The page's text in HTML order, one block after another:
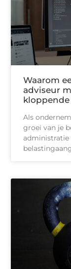
Waarom
adviseur
Als
groei van je
administratie